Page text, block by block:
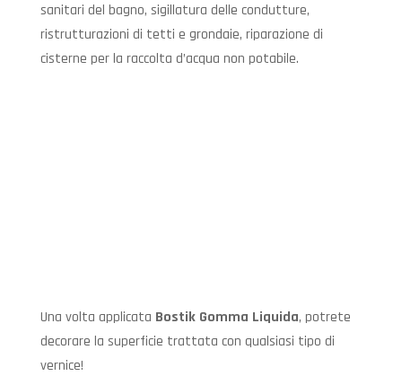
sanitari del bagno, sigillatura delle condutture,
ristrutturazioni di tetti e grondaie, riparazione di
cisterne per la raccolta d’acqua non potabile.
Una volta applicata Bostik Gomma Liquida, potrete
decorare la superficie trattata con qualsiasi tipo di
vernice!